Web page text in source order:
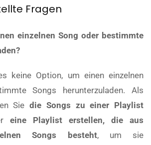
Fragen
einzelnen Song oder bestimmte
keine Option, um einen einzelnen
Songs herunterzuladen. Als
Siedie Songs zu einer Playlist
eine Playlist erstellen, die aus
Songs besteht, um sie